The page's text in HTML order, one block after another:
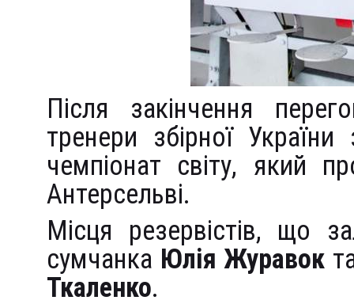
Після закінчення
тренери збірної
чемпіонат світу, який
Антерсельві.
Місця резервістів, що
сумчанка Юлія Журавок
Ткаленко.